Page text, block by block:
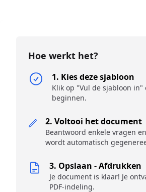
Hoe werkt het?
1. Kies deze sjabloon
Klik op "Vul de sjabloon in"
beginnen.
2. Voltooi het document
Beantwoord enkele vragen
wordt automatisch
3. Opslaan - Afdrukken
Je document is klaar! Je
PDF-indeling.